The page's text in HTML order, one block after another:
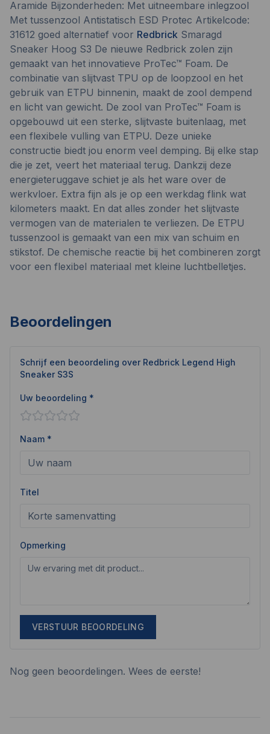
Aramide Bijzonderheden: Met uitneembare inlegzool
Met tussenzool Antistatisch ESD Protec Artikelcode:
31612 goed alternatief voor Redbrick Smaragd
Sneaker Hoog S3 De nieuwe Redbrick zolen zijn
gemaakt van het innovatieve ProTec™ Foam. De
combinatie van slijtvast TPU op de loopzool en het
gebruik van ETPU binnenin, maakt de zool dempend
en licht van gewicht. De zool van ProTec™ Foam is
opgebouwd uit een sterke, slijtvaste buitenlaag, met
een flexibele vulling van ETPU. Deze unieke
constructie biedt jou enorm veel demping. Bij elke stap
die je zet, veert het materiaal terug. Dankzij deze
energieteruggave schiet je als het ware over de
werkvloer. Extra fijn als je op een werkdag flink wat
kilometers maakt. En dat alles zonder het slijtvaste
vermogen van de materialen te verliezen. De ETPU
tussenzool is gemaakt van een mix van schuim en
stikstof. De chemische reactie bij het combineren zorgt
voor een flexibel materiaal met kleine luchtbelletjes.
Beoordelingen
Schrijf een beoordeling over Redbrick Legend High
Sneaker S3S
Uw beoordeling *
Naam *
Titel
Opmerking
VERSTUUR BEOORDELING
Nog geen beoordelingen. Wees de eerste!